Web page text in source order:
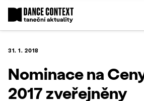
31. 1. 2018
Nominace na
2017 zveřejněny